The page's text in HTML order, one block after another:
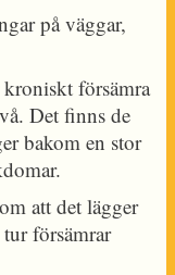
på väggar,
försämra
Det finns de
bakom en stor
att det lägger
försämrar